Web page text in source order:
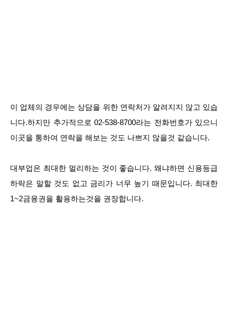
이 업체의 경우에는 상담을 위한 연락처가 알려지지 않고 있습
니다.하지만 추가적으로 02-538-8700라는 전화번호가 있으니
이곳을 통하여 연락을 해보는 것도 나쁘지 않을것 같습니다.
대부업은 최대한 멀리하는 것이 좋습니다. 왜냐하면 신용등급
하락은 말할 것도 없고 금리가 너무 높기 때문입니다. 최대한
1~2금융권을 활용하는것을 권장합니다.